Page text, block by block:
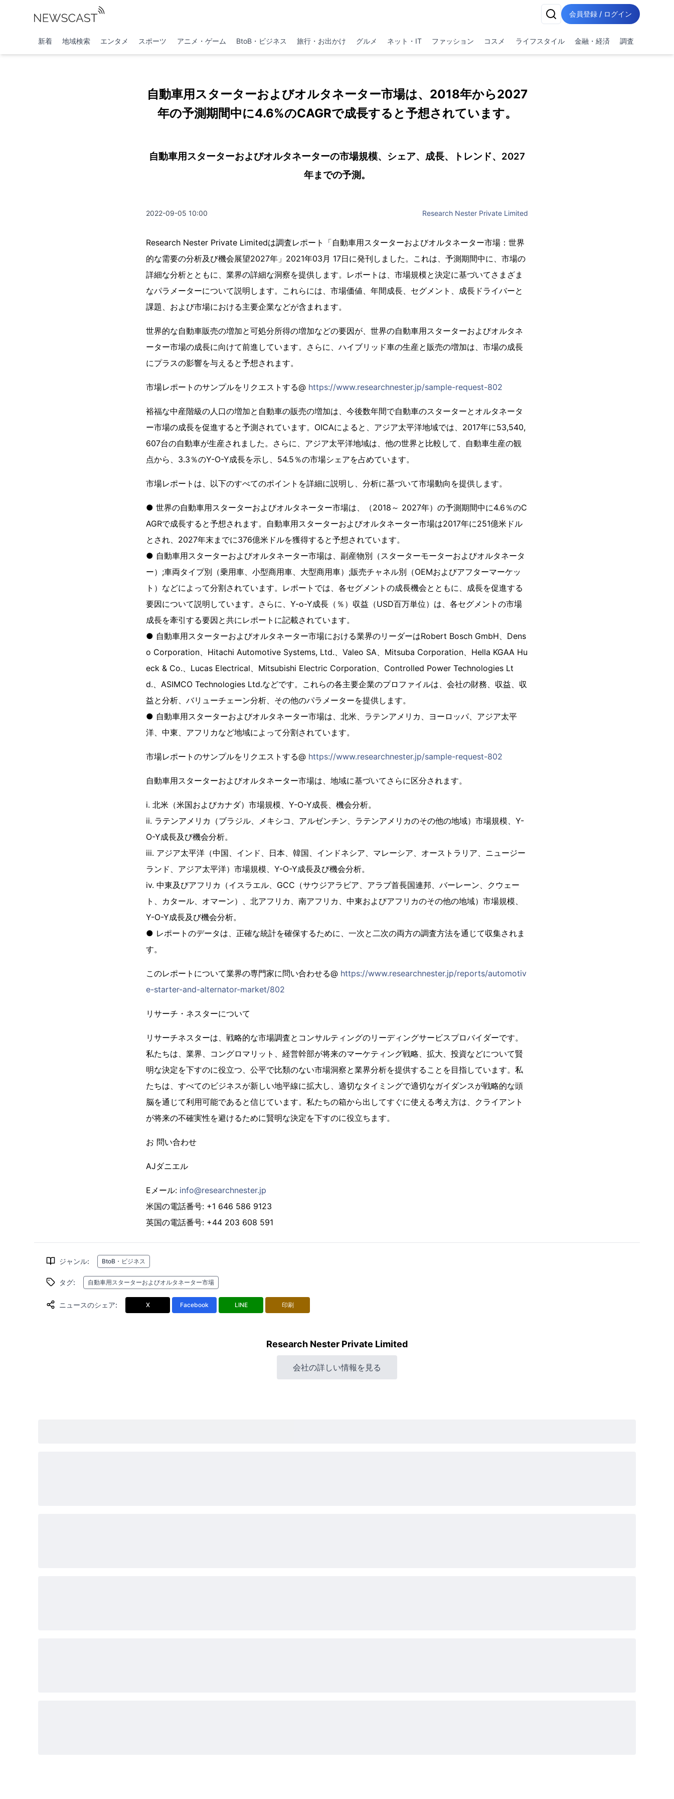
会員登録 / ログイン
新着 地域検索 エンタメ スポーツ アニメ・ゲーム BtoB・ビジネス 旅行・お出かけ グルメ ネット・IT ファッション コスメ ライフスタイル 金融・経済 調査
自動車用スターターおよびオルタネーター市場は、2018年から2027
年の予測期間中に4.6%のCAGRで成長すると予想されています。
自動車用スターターおよびオルタネーターの市場規模、シェア、成長、トレンド、2027
年までの予測。
2022-09-05 10:00 Research Nester Private Limited
Research Nester Private Limitedは調査レポート「自動車用スターターおよびオルタネーター市場：世界
的な需要の分析及び機会展望2027年」2021年03月 17日に発刊しました。これは、予測期間中に、市場の
詳細な分析とともに、業界の詳細な洞察を提供します。レポートは、市場規模と決定に基づいてさまざま
なパラメーターについて説明します。これらには、市場価値、年間成長、セグメント、成長ドライバーと
課題、および市場における主要企業などが含まれます。
世界的な自動車販売の増加と可処分所得の増加などの要因が、世界の自動車用スターターおよびオルタネ
ーター市場の成長に向けて前進しています。さらに、ハイブリッド車の生産と販売の増加は、市場の成長
にプラスの影響を与えると予想されます。
市場レポートのサンプルをリクエストする@ https://www.researchnester.jp/sample-request-802
裕福な中産階級の人口の増加と自動車の販売の増加は、今後数年間で自動車のスターターとオルタネータ
ー市場の成長を促進すると予測されています。OICAによると、アジア太平洋地域では、2017年に53,540,
607台の自動車が生産されました。さらに、アジア太平洋地域は、他の世界と比較して、自動車生産の観
点から、3.3％のY-O-Y成長を示し、54.5％の市場シェアを占めています。
市場レポートは、以下のすべてのポイントを詳細に説明し、分析に基づいて市場動向を提供します。
● 世界の自動車用スターターおよびオルタネーター市場は、（2018～ 2027年）の予測期間中に4.6％のC
AGRで成長すると予想されます。自動車用スターターおよびオルタネーター市場は2017年に251億米ドル
とされ、2027年末までに376億米ドルを獲得すると予想されています。
● 自動車用スターターおよびオルタネーター市場は、副産物別（スターターモーターおよびオルタネータ
ー）;車両タイプ別（乗用車、小型商用車、大型商用車）;販売チャネル別（OEMおよびアフターマーケッ
ト）などによって分割されています。レポートでは、各セグメントの成長機会とともに、成長を促進する
要因について説明しています。さらに、Y-o-Y成長（％）収益（USD百万単位）は、各セグメントの市場
成長を牽引する要因と共にレポートに記載されています。
● 自動車用スターターおよびオルタネーター市場における業界のリーダーはRobert Bosch GmbH、Dens
o Corporation、Hitachi Automotive Systems, Ltd.、Valeo SA、Mitsuba Corporation、Hella KGAA Hu
eck & Co.、Lucas Electrical、Mitsubishi Electric Corporation、Controlled Power Technologies Lt
d.、ASIMCO Technologies Ltd.などです。これらの各主要企業のプロファイルは、会社の財務、収益、収
益と分析、バリューチェーン分析、その他のパラメーターを提供します。
● 自動車用スターターおよびオルタネーター市場は、北米、ラテンアメリカ、ヨーロッパ、アジア太平
洋、中東、アフリカなど地域によって分割されています。
市場レポートのサンプルをリクエストする@ https://www.researchnester.jp/sample-request-802
自動車用スターターおよびオルタネーター市場は、地域に基づいてさらに区分されます。
i. 北米（米国およびカナダ）市場規模、Y-O-Y成長、機会分析。
ii. ラテンアメリカ（ブラジル、メキシコ、アルゼンチン、ラテンアメリカのその他の地域）市場規模、Y-
O-Y成長及び機会分析。
iii. アジア太平洋（中国、インド、日本、韓国、インドネシア、マレーシア、オーストラリア、ニュージー
ランド、アジア太平洋）市場規模、Y-O-Y成長及び機会分析。
iv. 中東及びアフリカ（イスラエル、GCC（サウジアラビア、アラブ首長国連邦、バーレーン、クウェー
ト、カタール、オマーン）、北アフリカ、南アフリカ、中東およびアフリカのその他の地域）市場規模、
Y-O-Y成長及び機会分析。
● レポートのデータは、正確な統計を確保するために、一次と二次の両方の調査方法を通じて収集されま
す。
このレポートについて業界の専門家に問い合わせる@ https://www.researchnester.jp/reports/automotiv
e-starter-and-alternator-market/802
リサーチ・ネスターについて
リサーチネスターは、戦略的な市場調査とコンサルティングのリーディングサービスプロバイダーです。
私たちは、業界、コングロマリット、経営幹部が将来のマーケティング戦略、拡大、投資などについて賢
明な決定を下すのに役立つ、公平で比類のない市場洞察と業界分析を提供することを目指しています。私
たちは、すべてのビジネスが新しい地平線に拡大し、適切なタイミングで適切なガイダンスが戦略的な頭
脳を通じて利用可能であると信じています。私たちの箱から出してすぐに使える考え方は、クライアント
が将来の不確実性を避けるために賢明な決定を下すのに役立ちます。
お 問い合わせ
AJダニエル
Eメール: info@researchnester.jp
米国の電話番号: +1 646 586 9123
英国の電話番号: +44 203 608 591
ジャンル: BtoB・ビジネス
タグ: 自動車用スターターおよびオルタネーター市場
ニュースのシェア: X Facebook LINE 印刷
Research Nester Private Limited
会社の詳しい情報を見る